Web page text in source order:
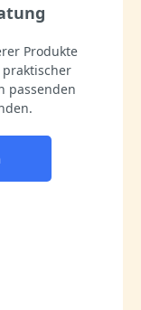
Produkte
passenden